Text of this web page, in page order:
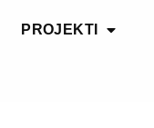
PROJEKTI